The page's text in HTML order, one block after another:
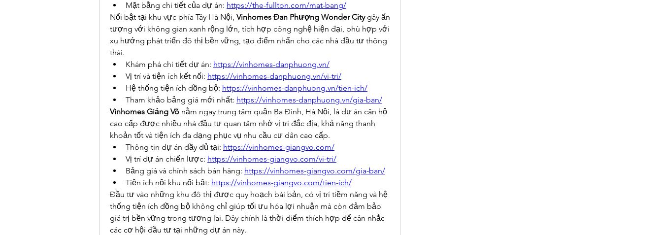
Mặt bằng chi tiết của dự án: https://the-fullton.com/mat-bang/
Nổi bật tại khu vực phía Tây Hà Nội, Vinhomes Đan Phượng Wonder City gây ấn
tượng với không gian xanh rộng lớn, tích hợp công nghệ hiện đại, phù hợp với
xu hướng phát triển đô thị bền vững, tạo điểm nhấn cho các nhà đầu tư thông
thái.
Khám phá chi tiết dự án: https://vinhomes-danphuong.vn/
Vị trí và tiện ích kết nối: https://vinhomes-danphuong.vn/vi-tri/
Hệ thống tiện ích đồng bộ: https://vinhomes-danphuong.vn/tien-ich/
Tham khảo bảng giá mới nhất: https://vinhomes-danphuong.vn/gia-ban/
Vinhomes Giảng Võ nằm ngay trung tâm quận Ba Đình, Hà Nội, là dự án căn hộ
cao cấp được nhiều nhà đầu tư quan tâm nhờ vị trí đắc địa, khả năng thanh
khoản tốt và tiện ích đa dạng phục vụ nhu cầu cư dân cao cấp.
Thông tin dự án đầy đủ tại: https://vinhomes-giangvo.com/
Vị trí dự án chiến lược: https://vinhomes-giangvo.com/vi-tri/
Bảng giá và chính sách bán hàng: https://vinhomes-giangvo.com/gia-ban/
Tiện ích nội khu nổi bật: https://vinhomes-giangvo.com/tien-ich/
Đầu tư vào những khu đô thị được quy hoạch bài bản, có vị trí tiềm năng và hệ
thống tiện ích đồng bộ không chỉ giúp tối ưu hóa lợi nhuận mà còn đảm bảo
giá trị bền vững trong tương lai. Đây chính là thời điểm thích hợp để cân nhắc
các cơ hội đầu tư tại những dự án này.